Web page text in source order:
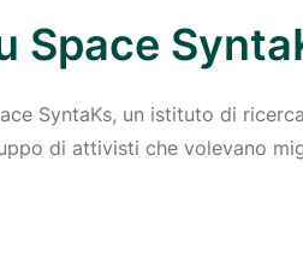
Space
SyntaKs, un istituto di
di attivisti che volevano